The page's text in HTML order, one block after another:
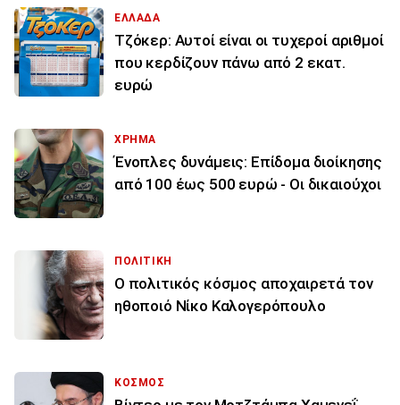
ΕΛΛΑΔΑ
Τζόκερ: Αυτοί είναι οι τυχεροί αριθμοί
που κερδίζουν πάνω από 2 εκατ.
ευρώ
ΧΡΗΜΑ
Ένοπλες δυνάμεις: Επίδομα διοίκησης
από 100 έως 500 ευρώ - Οι δικαιούχοι
ΠΟΛΙΤΙΚΗ
Ο πολιτικός κόσμος αποχαιρετά τον
ηθοποιό Νίκο Καλογερόπουλο
ΚΟΣΜΟΣ